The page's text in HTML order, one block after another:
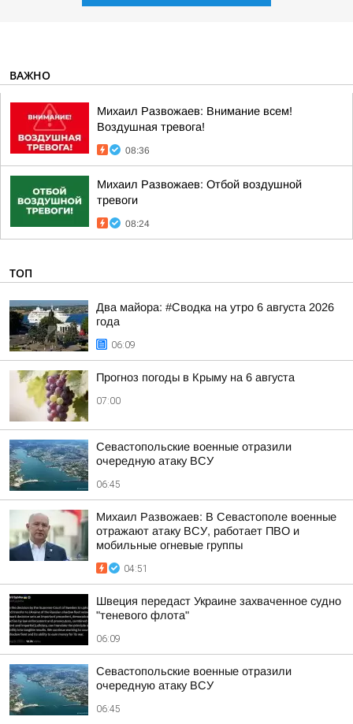
ВАЖНО
Михаил Развожаев: Внимание всем!
Воздушная тревога!
08:36
Михаил Развожаев: Отбой воздушной
тревоги
08:24
ТОП
Два майора: #Сводка на утро 6 августа 2026
года
06:09
Прогноз погоды в Крыму на 6 августа
07:00
Севастопольские военные отразили
очередную атаку ВСУ
06:45
Михаил Развожаев: В Севастополе военные
отражают атаку ВСУ, работает ПВО и
мобильные огневые группы
04:51
Швеция передаст Украине захваченное судно
"теневого флота"
06:09
Севастопольские военные отразили
очередную атаку ВСУ
06:45